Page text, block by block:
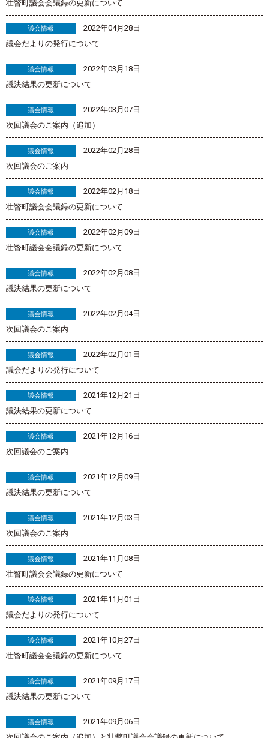
壮瞥町議会会議録の更新について
議会情報
2022年04月28日
議会だよりの発行について
議会情報
2022年03月18日
議決結果の更新について
議会情報
2022年03月07日
次回議会のご案内（追加）
議会情報
2022年02月28日
次回議会のご案内
議会情報
2022年02月18日
壮瞥町議会会議録の更新について
議会情報
2022年02月09日
壮瞥町議会会議録の更新について
議会情報
2022年02月08日
議決結果の更新について
議会情報
2022年02月04日
次回議会のご案内
議会情報
2022年02月01日
議会だよりの発行について
議会情報
2021年12月21日
議決結果の更新について
議会情報
2021年12月16日
次回議会のご案内
議会情報
2021年12月09日
議決結果の更新について
議会情報
2021年12月03日
次回議会のご案内
議会情報
2021年11月08日
壮瞥町議会会議録の更新について
議会情報
2021年11月01日
議会だよりの発行について
議会情報
2021年10月27日
壮瞥町議会会議録の更新について
議会情報
2021年09月17日
議決結果の更新について
議会情報
2021年09月06日